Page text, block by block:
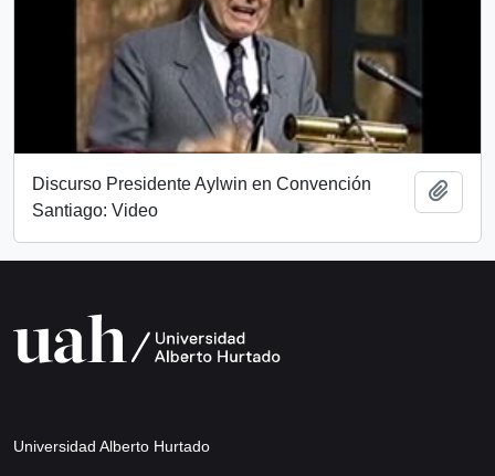
Discurso Presidente Aylwin en Convención
Santiago: Video
Universidad Alberto Hurtado